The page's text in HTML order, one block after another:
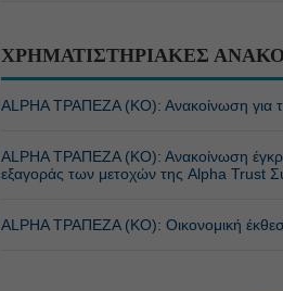
ΧΡΗΜΑΤΙΣΤΗΡΙΑΚΕΣ
ALPHA ΤΡΑΠΕΖΑ (ΚΟ): Ανακοίνωση για
ALPHA ΤΡΑΠΕΖΑ (ΚΟ): Ανακοίνωση
εξαγοράς των μετοχών της Alpha Trust
ALPHA ΤΡΑΠΕΖΑ (ΚΟ): Οικονομική